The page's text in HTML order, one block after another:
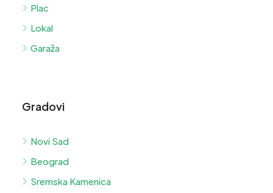
Plac
Lokal
Garaža
Gradovi
Novi Sad
Beograd
Sremska Kamenica